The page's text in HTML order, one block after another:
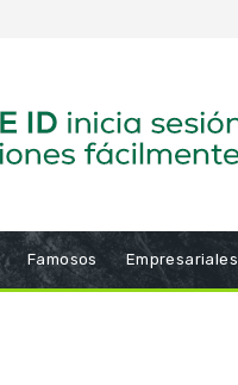
Famosos Empresariales